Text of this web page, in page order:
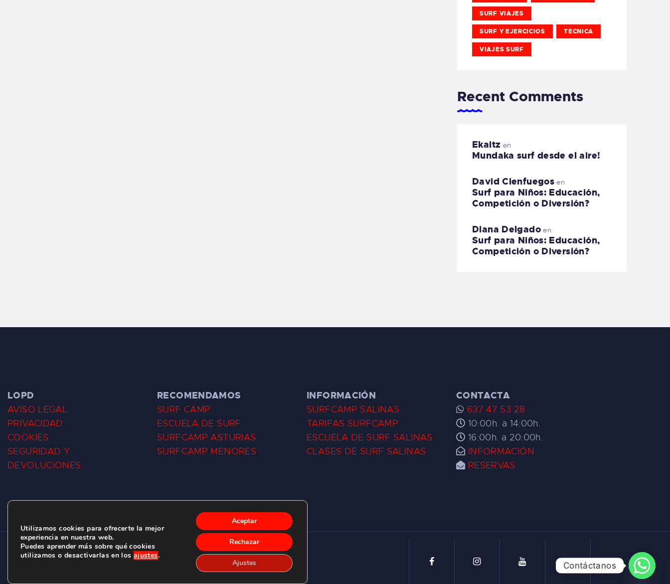
SURF VIAJES
SURF Y EJERCICIOS TECNICA
VIAJES SURF
Recent Comments
Ekaitz en
Mundaka surf desde el aire!
David Cienfuegos en
Surf para Niños: Educación,
Competición o Diversión?
Diana Delgadoen
Surf para Niños: Educación,
Competición o Diversión?
LOPD
AVISO LEGAL
PRIVACIDAD
COOKIES
SEGURIDAD Y
DEVOLUCIONES
RECOMENDAMOS
SURF CAMP
ESCUELA DE SURF
SURFCAMP ASTURIAS
SURFCAMP MENORES
INFORMACIÓN
SURFCAMP SALINAS
TARIFAS SURFCAMP
ESCUELA DE SURF SALINAS
CLASES DE SURF SALINAS
CONTACTA
637 47 53 28
10:00h. a 14:00h.
16:00h. a 20:00h.
INFORMACIÓN
RESERVAS
CLUB DE SURF LAS DUNAS ©2026.
C/ BERNARDO ÁLVAREZ GALAN 1, SALINAS (ASTURIAS)
Utilizamos cookies para ofrecerte la mejor
experiencia en nuestra web.
Puedes aprender más sobre qué cookies
utilizamos o desactivarlas en los ajustes.
Aceptar
Rechazar
Ajustes Contáctanos